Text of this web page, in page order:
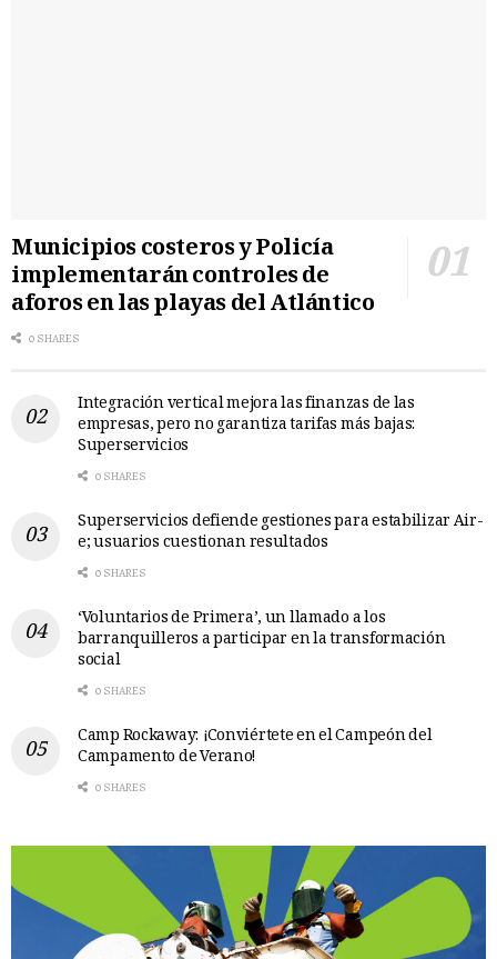
Municipios costeros y Policía
implementarán controles de
aforos en las playas del Atlántico
0 SHARES
Integración vertical mejora las finanzas de las
empresas, pero no garantiza tarifas más bajas:
Superservicios
0 SHARES
Superservicios defiende gestiones para estabilizar Air-
e; usuarios cuestionan resultados
0 SHARES
‘Voluntarios de Primera’, un llamado a los
barranquilleros a participar en la transformación
social
0 SHARES
Camp Rockaway: ¡Conviértete en el Campeón del
Campamento de Verano!
0 SHARES